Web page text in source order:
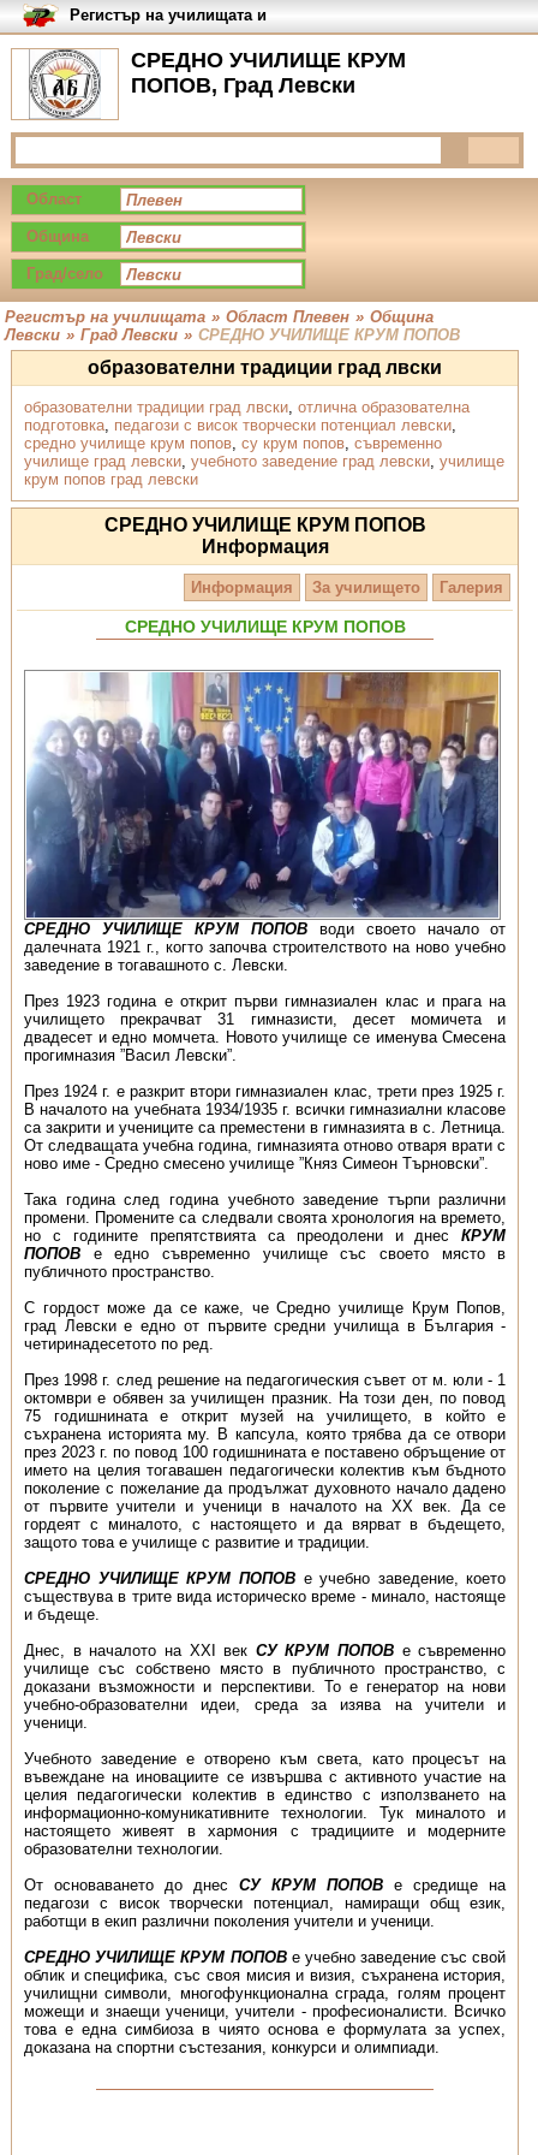
СРЕДНО УЧИЛИЩЕ КРУМ
ПОПОВ, Град Левски
Регистър на училищата и
университетите в България
Област
Община
Град/село
Регистър на училищата » Област Плевен » Община
Левски » Град Левски » СРЕДНО УЧИЛИЩЕ КРУМ ПОПОВ
образователни традиции град лвски
образователни традиции град лвски, отлична образователна
подготовка, педагози с висок творчески потенциал левски,
средно училище крум попов, су крум попов, съвременно
училище град левски, учебното заведение град левски, училище
крум попов град левски
СРЕДНО УЧИЛИЩЕ КРУМ ПОПОВ
Информация
Информация За училището Галерия
СРЕДНО УЧИЛИЩЕ КРУМ ПОПОВ
СРЕДНО УЧИЛИЩЕ КРУМ ПОПОВводи своето начало от
далечната 1921 г., когто започва строителството на ново учебно
заведение в тогавашното с. Левски.
През 1923 година е открит първи гимназиален клас и прага на
училището прекрачват 31 гимназисти, десет момичета и
двадесет и едно момчета. Новото училище се именува Смесена
прогимназия ”Васил Левски”.
През 1924 г. е разкрит втори гимназиален клас, трети през 1925 г.
В началото на учебната 1934/1935 г. всички гимназиални класове
са закрити и учениците са преместени в гимназията в с. Летница.
От следващата учебна година, гимназията отново отваря врати с
ново име - Средно смесено училище ”Княз Симеон Търновски”.
Така година след година учебното заведение търпи различни
промени. Промените са следвали своята хронология на времето,
но с годините препятствията са преодолени и днесКРУМ
ПОПОВе едно съвременно училище със своето място в
публичното пространство.
С гордост може да се каже, че Средно училище Крум Попов,
град Левски е едно от първите средни училища в България -
четиринадесетото по ред.
През 1998 г. след решение на педагогическия съвет от м. юли - 1
октомври е обявен за училищен празник. На този ден, по повод
75 годишнината е открит музей на училището, в който е
съхранена историята му. В капсула, която трябва да се отвори
през 2023 г. по повод 100 годишнината е поставено обръщение от
името на целия тогавашен педагогически колектив към бъдното
поколение с пожелание да продължат духовното начало дадено
от първите учители и ученици в началото на ХХ век. Да се
гордеят с миналото, с настоящето и да вярват в бъдещето,
защото това е училище с развитие и традиции.
СРЕДНО УЧИЛИЩЕ КРУМ ПОПОВе учебно заведение, което
съществува в трите вида историческо време - минало, настояще
и бъдеще.
Днес, в началото на ХХІ век СУ КРУМ ПОПОВ е съвременно
училище със собствено място в публичното пространство, с
доказани възможности и перспективи. То е генератор на нови
учебно-образователни идеи, среда за изява на учители и
ученици.
Учебното заведение е отворено към света, като процесът на
въвеждане на иновациите се извършва с активното участие на
целия педагогически колектив в единство с използването на
информационно-комуникативните технологии. Тук миналото и
настоящето живеят в хармония с традициите и модерните
образователни технологии.
От основаването до днесСУ КРУМ ПОПОВ е средище на
педагози с висок творчески потенциал, намиращи общ език,
работщи в екип различни поколения учители и ученици.
СРЕДНО УЧИЛИЩЕ КРУМ ПОПОВе учебно заведение със свой
облик и специфика, със своя мисия и визия, съхранена история,
училищни символи, многофункционална сграда, голям процент
можещи и знаещи ученици, учители - професионалисти. Всичко
това е една симбиоза в чиято основа е формулата за успех,
доказана на спортни състезания, конкурси и олимпиади.